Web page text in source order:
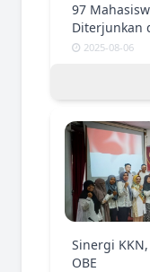
97
Diterjunkan
2025-08-06
Sinergi
OBE